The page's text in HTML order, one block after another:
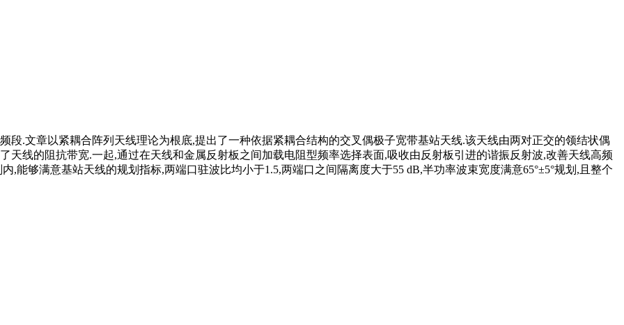
段.文章以紧耦合阵列天线理论为根底,提出了一种依据紧耦合结构的交叉偶极子宽带基站天线.该天线由两对正交的领结状偶
天线的阻抗带宽.一起,通过在天线和金属反射板之间加载电阻型频率选择表面,吸收由反射板引进的谐振反射波,改善天线高频
,能够满意基站天线的规划指标,两端口驻波比均小于1.5,两端口之间隔离度大于55 dB,半功率波束宽度满意65°±5°规划,且整个